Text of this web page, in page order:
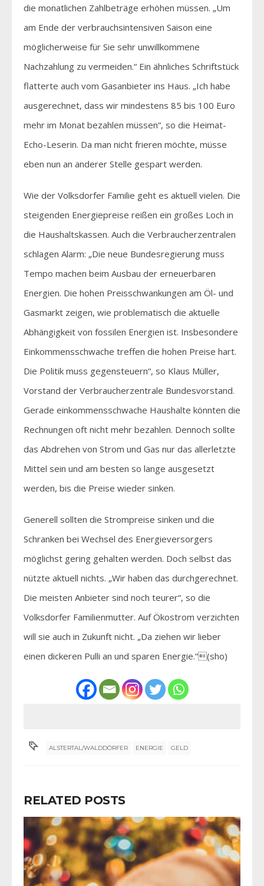
die monatlichen Zahlbeträge erhöhen müssen. „Um
am Ende der verbrauchsintensiven Saison eine
möglicherweise für Sie sehr unwillkommene
Nachzahlung zu vermeiden.“ Ein ähnliches Schriftstück
flatterte auch vom Gasanbieter ins Haus. „Ich habe
ausgerechnet, dass wir mindestens 85 bis 100 Euro
mehr im Monat bezahlen müssen“, so die Heimat-
Echo-Leserin. Da man nicht frieren möchte, müsse
eben nun an anderer Stelle gespart werden.
Wie der Volksdorfer Familie geht es aktuell vielen. Die
steigenden Energiepreise reißen ein großes Loch in
die Haushaltskassen. Auch die Verbraucherzentralen
schlagen Alarm: „Die neue Bundesregierung muss
Tempo machen beim Ausbau der erneuerbaren
Energien. Die hohen Preisschwankungen am Öl- und
Gasmarkt zeigen, wie problematisch die aktuelle
Abhängigkeit von fossilen Energien ist. Insbesondere
Einkommensschwache treffen die hohen Preise hart.
Die Politik muss gegensteuern“, so Klaus Müller,
Vorstand der Verbraucherzentrale Bundesvorstand.
Gerade einkommensschwache Haushalte könnten die
Rechnungen oft nicht mehr bezahlen. Dennoch sollte
das Abdrehen von Strom und Gas nur das allerletzte
Mittel sein und am besten so lange ausgesetzt
werden, bis die Preise wieder sinken.
Generell sollten die Strompreise sinken und die
Schranken bei Wechsel des Energieversorgers
möglichst gering gehalten werden. Doch selbst das
nützte aktuell nichts. „Wir haben das durchgerechnet.
Die meisten Anbieter sind noch teurer“, so die
Volksdorfer Familienmutter. Auf Ökostrom verzichten
will sie auch in Zukunft nicht. „Da ziehen wir lieber
einen dickeren Pulli an und sparen Energie.“(sho)
ALSTERTAL/WALDDÖRFER ENERGIE GELD
RELATED POSTS